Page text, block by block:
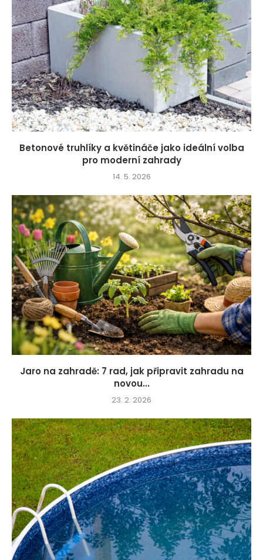
Betonové truhlíky a květináče jako ideální volba
pro moderní zahrady
14. 5. 2026
Jaro na zahradě: 7 rad, jak připravit zahradu na
novou...
23. 2. 2026